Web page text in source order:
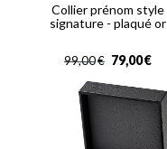
Collier prénom style
signature - plaqué or
€
99,00 €
79,00